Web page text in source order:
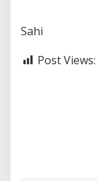
Sahi
Post Views: